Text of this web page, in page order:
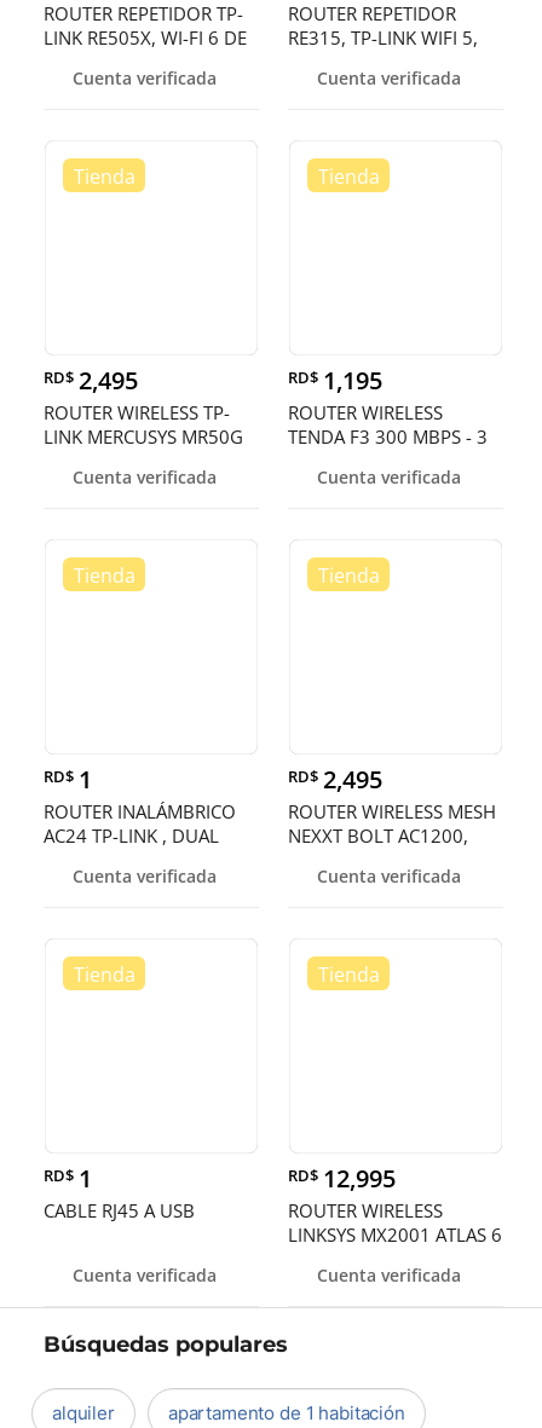
ROUTER REPETIDOR TP-
LINK RE505X, WI-FI 6 DE
Y 2.4 GHZ, 802.
Cuenta verificada
ROUTER REPETIDOR
RE315, TP-LINK WIFI 5,
GHZ 300 MPBS, 5GHZ
Cuenta verificada
RD$ 2,495
ROUTER WIRELESS TP-
LINK MERCUSYS MR50G
2.4GHZ/600MBPS,
Cuenta verificada
RD$ 1,195
ROUTER WIRELESS
TENDA F3 300 MBPS - 3
CONTROL, 1 PUERTO
Cuenta verificada
RD$ 1
ROUTER INALÁMBRICO
AC24 TP-LINK , DUAL
(802.11AC), 433 MBPS (5
Cuenta verificada
RD$ 2,495
ROUTER WIRELESS MESH
NEXXT BOLT AC1200,
Cuenta verificada
RD$ 1
CABLE RJ45 A USB
Cuenta verificada
RD$ 12,995
ROUTER WIRELESS
LINKSYS MX2001 ATLAS 6
AX3000\ 2.4 GHZ Y 5GH
Cuenta verificada
Búsquedas populares
alquiler apartamento de 1 habitación